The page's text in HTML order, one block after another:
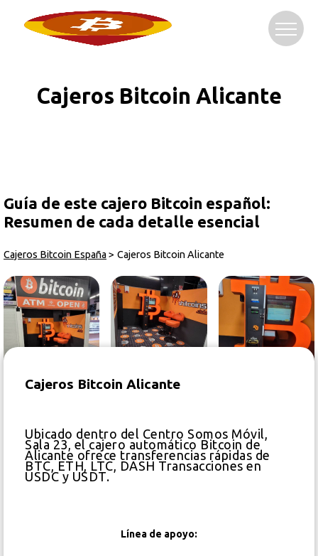
Cajeros Bitcoin Alicante
Guía de este cajero Bitcoin español:
Resumen de cada detalle esencial
Cajeros Bitcoin España> Cajeros Bitcoin Alicante
Cajeros Bitcoin Alicante
Ubicado dentro del Centro Somos Móvil,
Sala 23, el cajero automático Bitcoin de
Alicante ofrece transferencias rápidas de
BTC, ETH, LTC, DASH Transacciones en
USDC y USDT.
Línea de apoyo: